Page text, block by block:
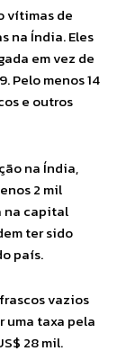
vítimas de
na Índia. Eles
em vez de
Pelo menos 14
e outros
na Índia,
2 mil
na capital
ter sido
país.
vazios
uma taxa pela
28 mil.